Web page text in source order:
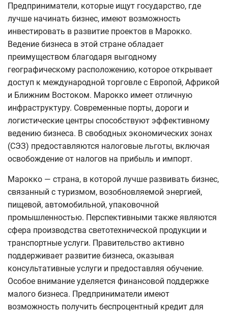
Предприниматели, которые ищут государство, где
лучше начинать бизнес, имеют возможность
инвестировать в развитие проектов в Марокко.
Ведение бизнеса в этой стране обладает
преимуществом благодаря выгодному
географическому расположению, которое открывает
доступ к международной торговле с Европой, Африкой
и Ближним Востоком. Марокко имеет отличную
инфраструктуру. Современные порты, дороги и
логистические центры способствуют эффективному
ведению бизнеса. В свободных экономических зонах
(СЭЗ) предоставляются налоговые льготы, включая
освобождение от налогов на прибыль и импорт.
Марокко — страна, в которой лучше развивать бизнес,
связанный с туризмом, возобновляемой энергией,
пищевой, автомобильной, упаковочной
промышленностью. Перспективными также являются
сфера производства светотехнической продукции и
транспортные услуги. Правительство активно
поддерживает развитие бизнеса, оказывая
консультативные услуги и предоставляя обучение.
Особое внимание уделяется финансовой поддержке
малого бизнеса. Предприниматели имеют
возможность получить беспроцентный кредит для